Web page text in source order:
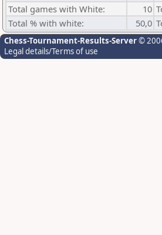
Total games with White:
10
Total % with white:
50,0
Chess-Tournament-Results-Server©
Legal details/Terms of use